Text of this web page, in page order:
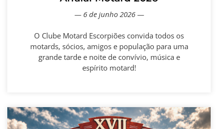
— 6 de junho 2026 —
O Clube Motard Escorpiões convida todos os
motards, sócios, amigos e população para uma
grande tarde e noite de convívio, música e
espírito motard!